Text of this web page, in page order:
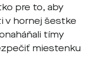
pre to, aby
v hornej šestke
tímy
miestenku